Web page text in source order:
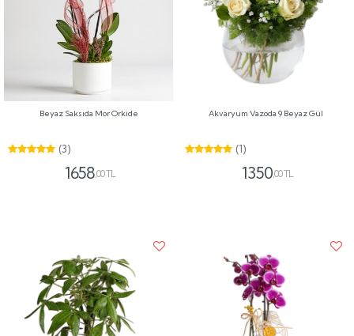
Beyaz Saksıda Mor Orkide
(3)
1658,00 TL
Akvaryum Vazoda 9 Beyaz Gül
(1)
1350,00 TL